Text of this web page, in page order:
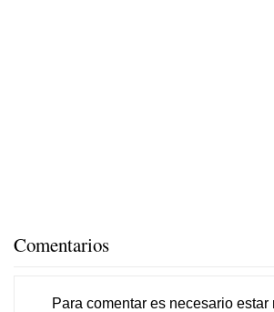
Comentarios
Para comentar es necesario estar